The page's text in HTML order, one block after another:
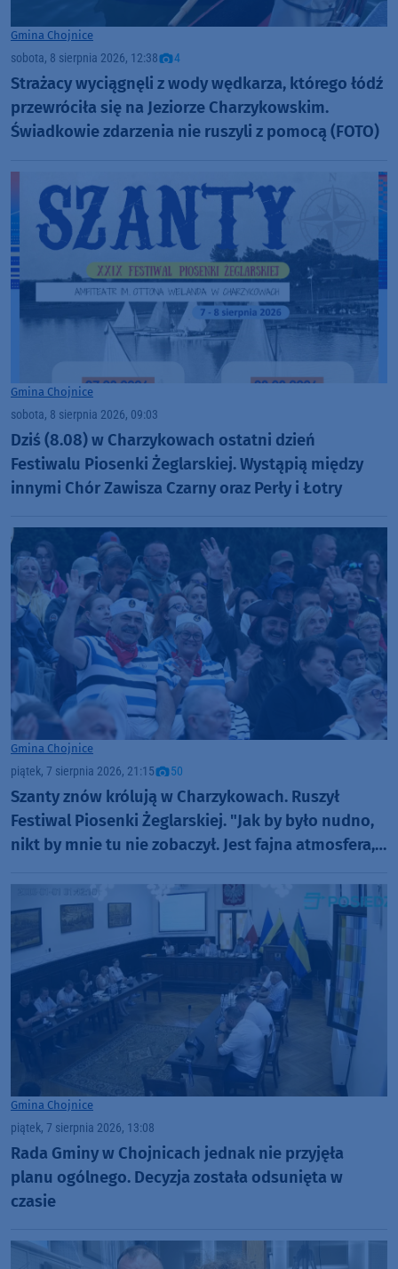
Gmina Chojnice
sobota, 8 sierpnia 2026, 12:38 4
Strażacy wyciągnęli z wody wędkarza, którego łódź
przewróciła się na Jeziorze Charzykowskim.
Świadkowie zdarzenia nie ruszyli z pomocą (FOTO)
Gmina Chojnice
sobota, 8 sierpnia 2026, 09:03
Dziś (8.08) w Charzykowach ostatni dzień
Festiwalu Piosenki Żeglarskiej. Wystąpią między
innymi Chór Zawisza Czarny oraz Perły i Łotry
Gmina Chojnice
piątek, 7 sierpnia 2026, 21:15 50
Szanty znów królują w Charzykowach. Ruszył
Festiwal Piosenki Żeglarskiej. "Jak by było nudno,
nikt by mnie tu nie zobaczył. Jest fajna atmosfera,
Gmina Chojnice
piątek, 7 sierpnia 2026, 13:08
Rada Gminy w Chojnicach jednak nie przyjęła
planu ogólnego. Decyzja została odsunięta w
czasie